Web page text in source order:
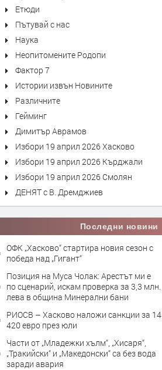
Етюди
Пътувай с нас
Наука
Неопитомените Родопи
Фактор 7
Истории извън Новините
Различните
Гейминг
Димитър Аврамов
Избори 19 април 2026 Хасково
Избори 19 април 2026 Кърджали
Избори 19 април 2026 Смолян
ДЕНЯТ с В. Дремджиев
Последни новини
ОФК „Хасково“ стартира новия сезон с
победа над „Гигант“
Позиция на Муса Чолак: Арестът ми е
по сценарий, искам проверка за 3,3 млн.
лева в община Минерални бани
РИОСВ – Хасково наложи санкции за 14
420 евро през юли
Части от „Младежки хълм“, „Хисаря“,
„Тракийски“ и „Македонски“ са без вода
заради авария